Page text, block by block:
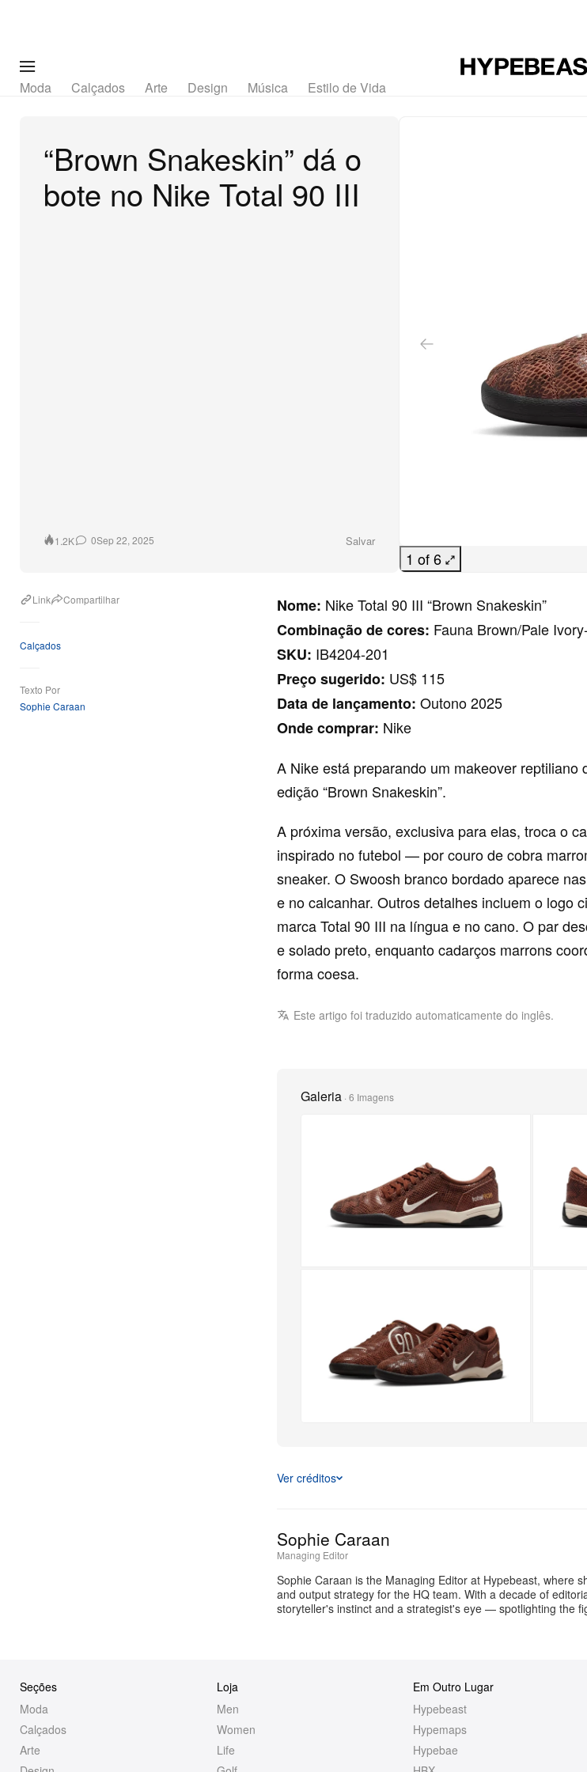
Moda Calçados Arte Design Música Estilo de Vida
“Brown Snakeskin” dá o
bote no Nike Total 90 III
1.2K 0Sep 22, 2025 Salvar
1 of 6
Link Compartilhar
Calçados
Texto Por
Sophie Caraan
Nome: Nike Total 90 III “Brown Snakeskin”
Combinação de cores: Fauna Brown/Pale
SKU: IB4204-201
Preço sugerido: US$ 115
Data de lançamento: Outono 2025
Onde comprar: Nike
A Nike está preparando um makeover reptiliano
edição “Brown Snakeskin”.
A próxima versão, exclusiva para elas, troca o
inspirado no futebol — por couro de cobra
sneaker. O Swoosh branco bordado aparece
e no calcanhar. Outros detalhes incluem o logo
marca Total 90 III na língua e no cano. O par
e solado preto, enquanto cadarços marrons
forma coesa.
Este artigo foi traduzido automaticamente do inglês.
Galeria · 6 Imagens
Ver créditos
Sophie Caraan
Managing Editor
Sophie Caraan is the Managing Editor at Hypebeast, where
and output strategy for the HQ team. With a decade of
storyteller's instinct and a strategist's eye — spotlighting the
Seções
Moda
Calçados
Arte
Loja
Men
Women
Life
Em Outro Lugar
Hypebeast
Hypemaps
Hypebae